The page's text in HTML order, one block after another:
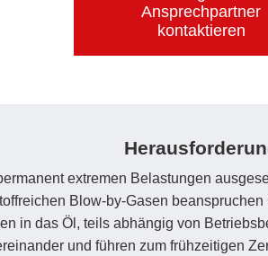
Ansprechpartner
kontaktieren
extremen Belastungen
Blow-by-Gasen
in das Öl, teils abhängig von
und führen zum frühzeitigen